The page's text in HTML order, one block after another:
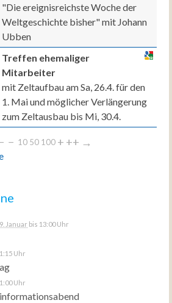
"Die ereignisreichste Woche der
Weltgeschichte bisher" mit Johann
Ubben
Treffen ehemaliger
Mitarbeiter
mit Zeltaufbau am Sa, 26.4. für den
1. Mai und möglicher Verlängerung
zum Zeltausbau bis Mi, 30.4.
− 10 50 100 + ++ →
Januar bis 13:00 Uhr
Uhr
Uhr